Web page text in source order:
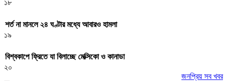
১৮
শর্ত না মানলে ২৪ ঘণ্টার মধ্যে আবারও হামলা
১৯
বিশ্বকাপে ফ্রিতে যা বিলাচ্ছে মেক্সিকো ও কানাডা
২০
জনপ্রিয় সব খবর